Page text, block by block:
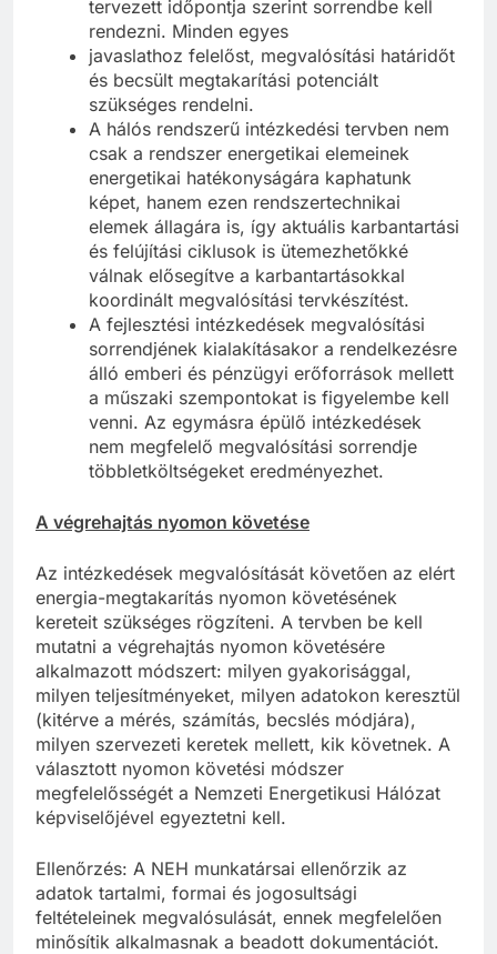
tervezett időpontja szerint sorrendbe kell
rendezni. Minden egyes
javaslathoz felelőst, megvalósítási határidőt
és becsült megtakarítási potenciált
szükséges rendelni.
A hálós rendszerű intézkedési tervben nem
csak a rendszer energetikai elemeinek
energetikai hatékonyságára kaphatunk
képet, hanem ezen rendszertechnikai
elemek állagára is, így aktuális karbantartási
és felújítási ciklusok is ütemezhetőkké
válnak elősegítve a karbantartásokkal
koordinált megvalósítási tervkészítést.
A fejlesztési intézkedések megvalósítási
sorrendjének kialakításakor a rendelkezésre
álló emberi és pénzügyi erőforrások mellett
a műszaki szempontokat is figyelembe kell
venni. Az egymásra épülő intézkedések
nem megfelelő megvalósítási sorrendje
többletköltségeket eredményezhet.
A végrehajtás nyomon követése
Az intézkedések megvalósítását követően az elért
energia-megtakarítás nyomon követésének
kereteit szükséges rögzíteni. A tervben be kell
mutatni a végrehajtás nyomon követésére
alkalmazott módszert: milyen gyakorisággal,
milyen teljesítményeket, milyen adatokon keresztül
(kitérve a mérés, számítás, becslés módjára),
milyen szervezeti keretek mellett, kik követnek. A
választott nyomon követési módszer
megfelelősségét a Nemzeti Energetikusi Hálózat
képviselőjével egyeztetni kell.
Ellenőrzés: A NEH munkatársai ellenőrzik az
adatok tartalmi, formai és jogosultsági
feltételeinek megvalósulását, ennek megfelelően
minősítik alkalmasnak a beadott dokumentációt.